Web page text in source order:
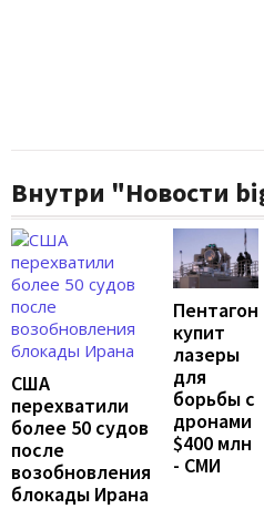
Внутри "Новости
США
перехватили
более 50 судов
после
возобновления
блокады Ирана
Пентагон
купит
лазеры
для
борьбы с
дронами
$400 млн
- СМИ